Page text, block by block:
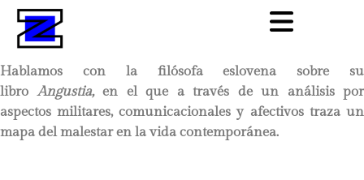
Hablamos con la filósofa eslovena sobre su
libroAngustia, en el que a través de un análisis por
aspectos militares, comunicacionales y afectivos traza un
mapa del malestar en la vida contemporánea.